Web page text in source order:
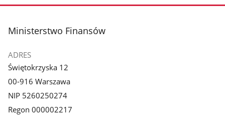
stopka
Ministerstwo Finansów
ADRES
Świętokrzyska 12
00-916 Warszawa
NIP 5260250274
Regon 000002217